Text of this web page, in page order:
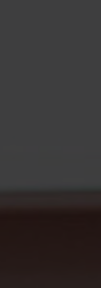
Weitere